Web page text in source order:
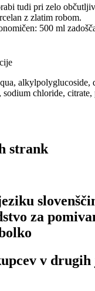
tudi pri zelo
z zlatim robom.
500 ml
alkylpolyglucoside,
chloride, citrate,
strank
za
v